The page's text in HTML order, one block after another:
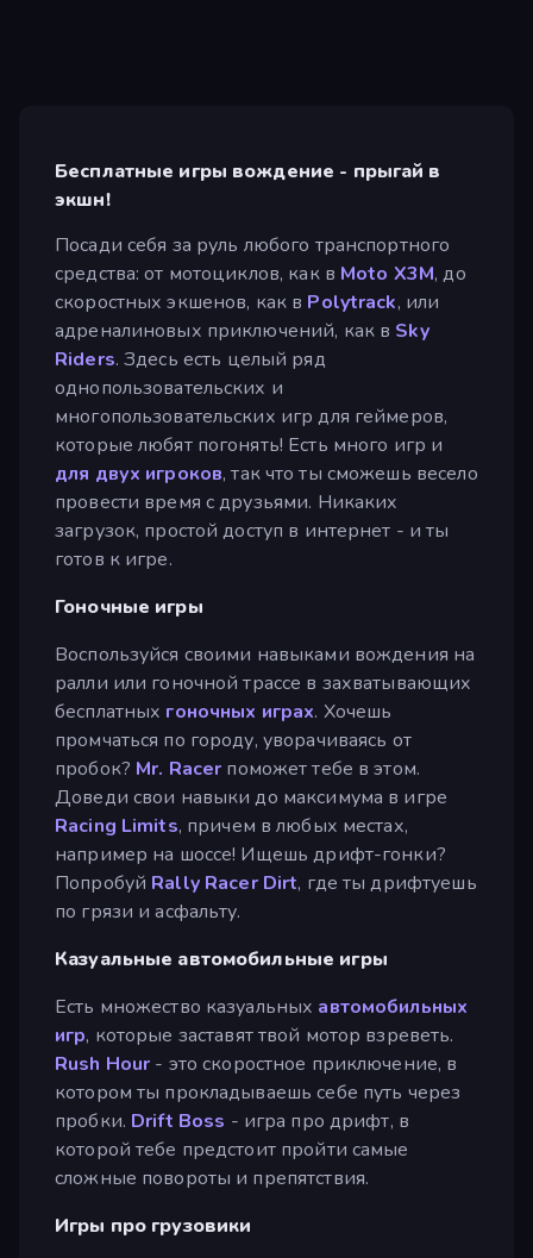
Бесплатные игры вождение - прыгай в
экшн!
Посади себя за руль любого транспортного
средства: от мотоциклов, как в Moto X3M, до
скоростных экшенов, как в Polytrack, или
адреналиновых приключений, как в Sky
Riders. Здесь есть целый ряд
однопользовательских и
многопользовательских игр для геймеров,
которые любят погонять! Есть много игр и
для двух игроков, так что ты сможешь весело
провести время с друзьями. Никаких
загрузок, простой доступ в интернет - и ты
готов к игре.
Гоночные игры
Воспользуйся своими навыками вождения на
ралли или гоночной трассе в захватывающих
бесплатных гоночных играх. Хочешь
промчаться по городу, уворачиваясь от
пробок? Mr. Racer поможет тебе в этом.
Доведи свои навыки до максимума в игре
Racing Limits, причем в любых местах,
например на шоссе! Ищешь дрифт-гонки?
Попробуй Rally Racer Dirt, где ты дрифтуешь
по грязи и асфальту.
Казуальные автомобильные игры
Есть множество казуальных автомобильных
игр, которые заставят твой мотор взреветь.
Rush Hour - это скоростное приключение, в
котором ты прокладываешь себе путь через
пробки. Drift Boss - игра про дрифт, в
которой тебе предстоит пройти самые
сложные повороты и препятствия.
Игры про грузовики